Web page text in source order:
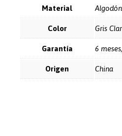
Material
Color Gris
Garantía 6
Origen China